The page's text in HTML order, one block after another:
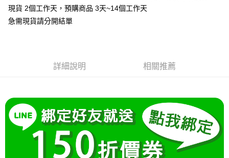
全支付
【大哥付你分期使用說明】
流程，驗證手機門號後，選擇欲分期的期數、繳款截止日，確認付款後即完
成交易。
3.實際核准額度、可分期數及費用金額請依後續交易確認頁面所載為準。
4.訂單成立30分鐘內，如未前往確認交易或遇審核未通過，訂單將自動取
消。如遇「轉專審核」未通過狀況，表示未達大哥付你分期系統評分，恕無
法說明評估內容。
【繳款方式說明】
【關於「AFTEE先享後付」】
AFTEE先享後付是「在收到商品之後才付款」的支付方式。 讓您購物簡單
便利好安心！
１．簡單：不需註冊會員、不需綁卡、不需儲值。
２．便利：只要手機號碼，簡訊認證，即可結帳。
３．安心：先確認商品／服務後，再付款。
Hami Point
相關說明
「Hami Point」為中華電信所提供之點數服務，可於會員專區綁定中華電信
會員帳號後，即可在購物車使用 Hami Point 折抵消費金額 (1點等於1元)。
ATM付款
現貨 2個工作天，預購商品 3天~14個工作天
急需現貨請分開結單
詳細說明 相關推薦